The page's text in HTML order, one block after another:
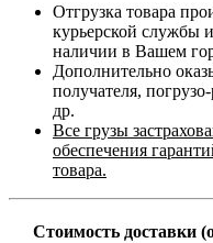
Отгрузка товара
курьерской службы
наличии в Вашем
Дополнительно
получателя,
др.
Все грузы
обеспечения
товара.
Стоимость доставки